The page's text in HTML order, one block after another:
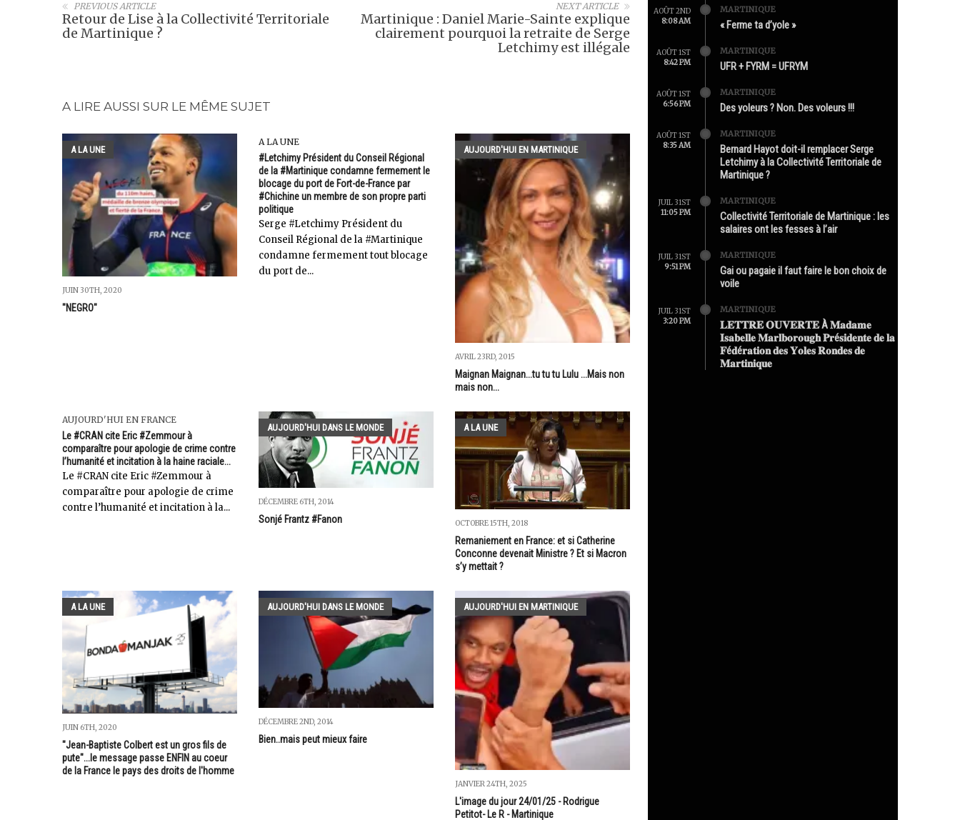
NEXT ARTICLE
Martinique : Daniel Marie-Sainte explique
clairement pourquoi la retraite de Serge
Letchimy est illégale
PREVIOUS ARTICLE
Retour de Lise à la Collectivité Territoriale
de Martinique ?
A LIRE AUSSI SUR LE MÊME SUJET
A LA UNE
JUIN 30TH, 2020
"NEGRO"
A LA UNE
#Letchimy Président du Conseil Régional
de la #Martinique condamne fermement le
blocage du port de Fort-de-France par
#Chichine un membre de son propre parti
politique
Serge #Letchimy Président du
Conseil Régional de la #Martinique
condamne fermement tout blocage
du port de...
AUJOURD'HUI EN MARTINIQUE
AVRIL 23RD, 2015
Maignan Maignan...tu tu tu Lulu ...Mais non
mais non...
AUJOURD'HUI EN FRANCE
Le #CRAN cite Eric #Zemmour à
comparaître pour apologie de crime contre
l’humanité et incitation à la haine raciale...
Le #CRAN cite Eric #Zemmour à
comparaître pour apologie de crime
contre l’humanité et incitation à la...
AUJOURD'HUI DANS LE MONDE
DÉCEMBRE 6TH, 2014
Sonjé Frantz #Fanon
A LA UNE
OCTOBRE 15TH, 2018
Remaniement en France: et si Catherine
Conconne devenait Ministre ? Et si Macron
s’y mettait ?
A LA UNE
JUIN 6TH, 2020
"Jean-Baptiste Colbert est un gros fils de
pute"...le message passe ENFIN au coeur
de la France le pays des droits de l'homme
AUJOURD'HUI DANS LE MONDE
DÉCEMBRE 2ND, 2014
Bien..mais peut mieux faire
AUJOURD'HUI EN MARTINIQUE
JANVIER 24TH, 2025
L'image du jour 24/01/25 - Rodrigue
Petitot- Le R - Martinique
AOÛT 2ND
8:08 AM
MARTINIQUE
« Ferme ta d’yole »
AOÛT 1ST
8:42 PM
MARTINIQUE
UFR + FYRM = UFRYM
AOÛT 1ST
6:56 PM
MARTINIQUE
Des yoleurs ? Non. Des voleurs !!!
AOÛT 1ST
8:35 AM
MARTINIQUE
Bernard Hayot doit-il remplacer Serge
Letchimy à la Collectivité Territoriale de
Martinique ?
JUIL 31ST
11:05 PM
MARTINIQUE
Collectivité Territoriale de Martinique : les
salaires ont les fesses à l’air
JUIL 31ST
9:51 PM
MARTINIQUE
Gai ou pagaie il faut faire le bon choix de
voile
JUIL 31ST
3:20 PM
MARTINIQUE
𝐋𝐄𝐓𝐓𝐑𝐄 𝐎𝐔𝐕𝐄𝐑𝐓𝐄 À 𝐌𝐚𝐝𝐚𝐦𝐞
𝐈𝐬𝐚𝐛𝐞𝐥𝐥𝐞 𝐌𝐚𝐫𝐥𝐛𝐨𝐫𝐨𝐮𝐠𝐡 𝐏𝐫é𝐬𝐢𝐝𝐞𝐧𝐭𝐞 𝐝𝐞 𝐥𝐚
𝐅é𝐝é𝐫𝐚𝐭𝐢𝐨𝐧 𝐝𝐞𝐬 𝐘𝐨𝐥𝐞𝐬 𝐑𝐨𝐧𝐝𝐞𝐬 𝐝𝐞
𝐌𝐚𝐫𝐭𝐢𝐧𝐢𝐪𝐮𝐞